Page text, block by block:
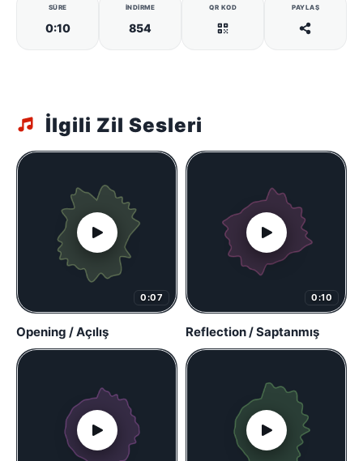
SÜRE
0:10
İNDIRME
854
QR KOD PAYLAŞ
İlgili Zil Sesleri
0:07
Opening / Açılış
0:10
Reflection / Saptanmış